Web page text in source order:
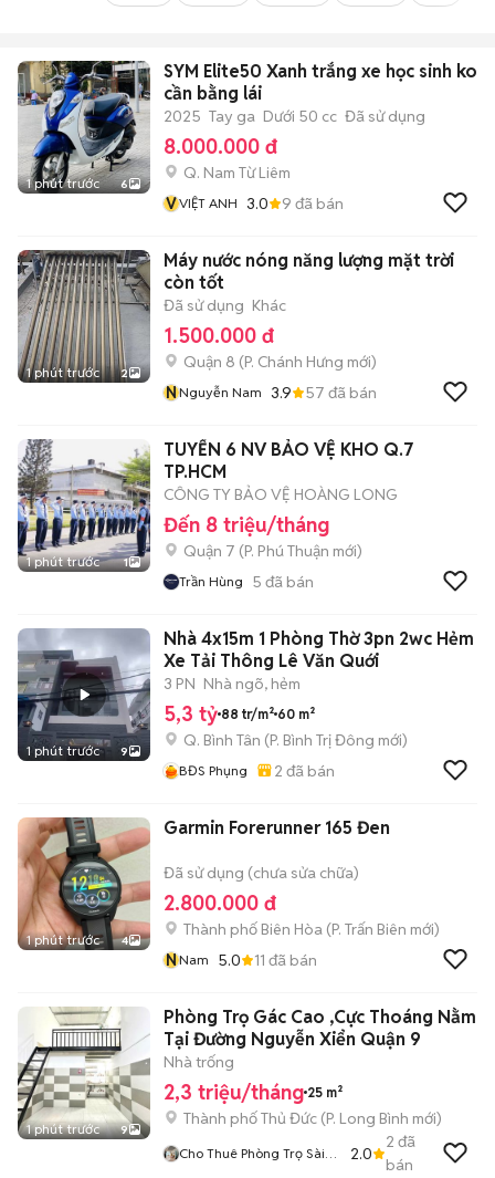
1 phút trước 6
SYM Elite50 Xanh trắng xe học sinh ko
cần bằng lái
2025 Tay ga Dưới 50 cc Đã sử dụng
8.000.000 đ
Q. Nam Từ Liêm
VVIỆT ANH 3.0 9 đã bán
1 phút trước 2
Máy nước nóng năng lượng mặt trời
còn tốt
Đã sử dụng Khác
1.500.000 đ
Quận 8 (P. Chánh Hưng mới)
NNguyễn Nam 3.9 57 đã bán
1 phút trước 1
TUYỂN 6 NV BẢO VỆ KHO Q.7
TP.HCM
CÔNG TY BẢO VỆ HOÀNG LONG
Đến 8 triệu/tháng
Quận 7 (P. Phú Thuận mới)
Trần Hùng 5 đã bán
1 phút trước 9
Nhà 4x15m 1 Phòng Thờ 3pn 2wc Hẻm
Xe Tải Thông Lê Văn Quới
3 PN Nhà ngõ, hẻm
5,3 tỷ 88 tr/m² 60 m²
Q. Bình Tân (P. Bình Trị Đông mới)
BĐS Phụng 2 đã bán
1 phút trước 4
Garmin Forerunner 165 Đen
Đã sử dụng (chưa sửa chữa)
2.800.000 đ
Thành phố Biên Hòa (P. Trấn Biên mới)
NNam 5.0 11 đã bán
1 phút trước 9
Phòng Trọ Gác Cao ,Cực Thoáng Nằm
Tại Đường Nguyễn Xiển Quận 9
Nhà trống
2,3 triệu/tháng 25 m²
Thành phố Thủ Đức (P. Long Bình mới)
Cho Thuê Phòng Trọ Sài
2.0
2 đã
bán